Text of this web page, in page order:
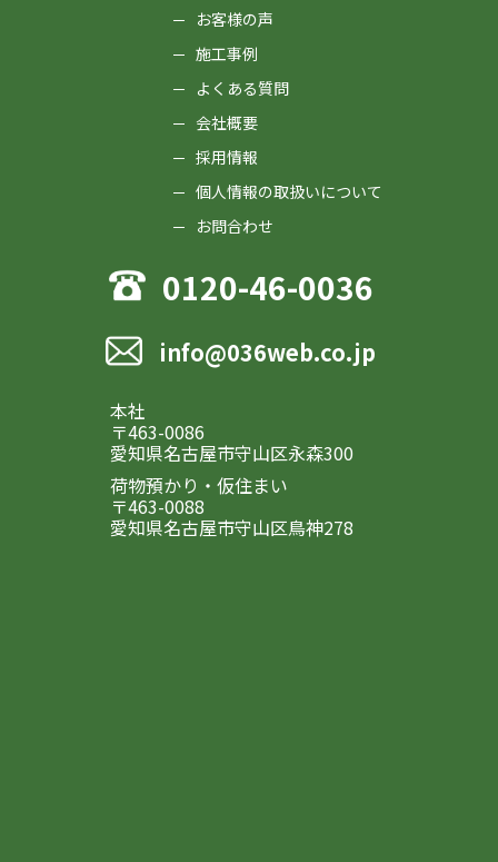
お客様の声
施工事例
よくある質問
会社概要
採用情報
個人情報の取扱いについて
お問合わせ
0120-46-0036
info@036web.co.jp
本社
〒463-0086
愛知県名古屋市守山区永森300
荷物預かり・仮住まい
〒463-0088
愛知県名古屋市守山区鳥神278